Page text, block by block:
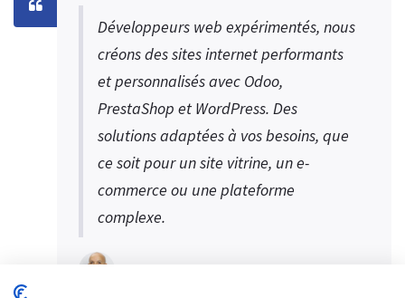
Développeurs web expérimentés, nous
créons des sites internet performants
et personnalisés avec Odoo,
PrestaShop et WordPress. Des
solutions adaptées à vos besoins, que
ce soit pour un site vitrine, un e-
commerce ou une plateforme
complexe.